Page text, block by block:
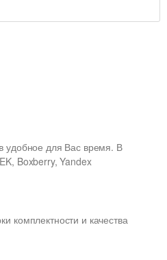
удобное для Вас время. В
Boxberry, Yandex
комплектности и качества